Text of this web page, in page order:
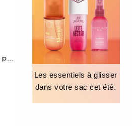
Set Miniatures de Parfums pour Femme
Les essentiels à glisser
dans votre sac cet été.